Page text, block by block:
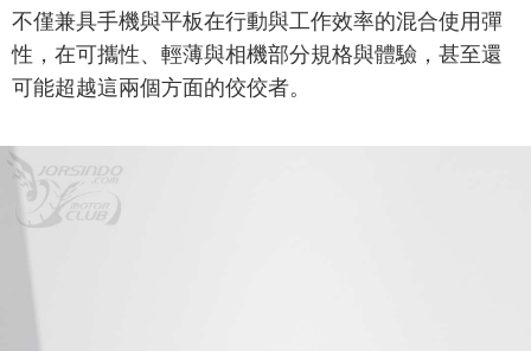
不僅兼具手機與平板在行動與工作效率的混合使用彈
性，在可攜性、輕薄與相機部分規格與體驗，甚至還
可能超越這兩個方面的佼佼者。